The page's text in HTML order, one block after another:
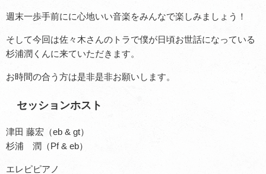
週末一歩手前にに心地いい音楽をみんなで楽しみましょう！
そして今回は佐々木さんのトラで僕が日頃お世話になっている
杉浦潤くんに来ていただきます。
お時間の合う方は是非是非お願いします。
セッションホスト
津田 藤宏（eb & gt）
杉浦 潤（Pf & eb）
エレピピアノ